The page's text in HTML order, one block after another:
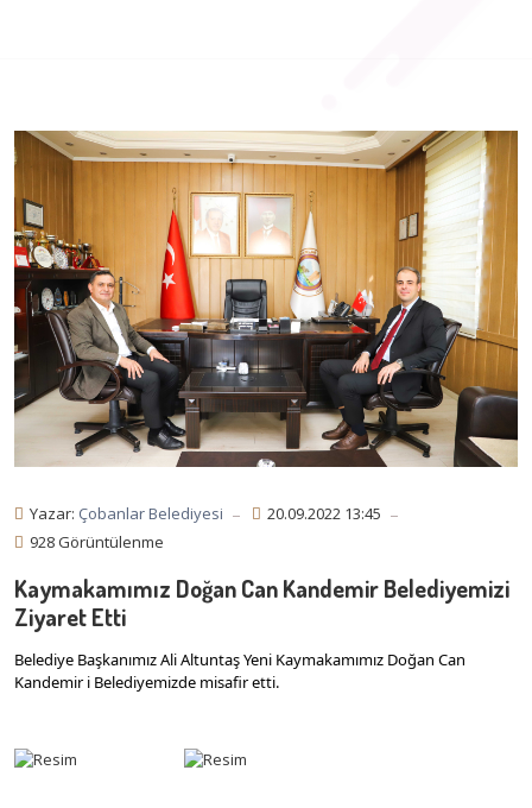
Yazar: Çobanlar Belediyesi
20.09.2022 13:45
928 Görüntülenme
Kaymakamımız Doğan Can Kandemir Belediyemizi
Ziyaret Etti
Belediye Başkanımız Ali Altuntaş Yeni Kaymakamımız Doğan Can
Kandemir i Belediyemizde misafir etti.